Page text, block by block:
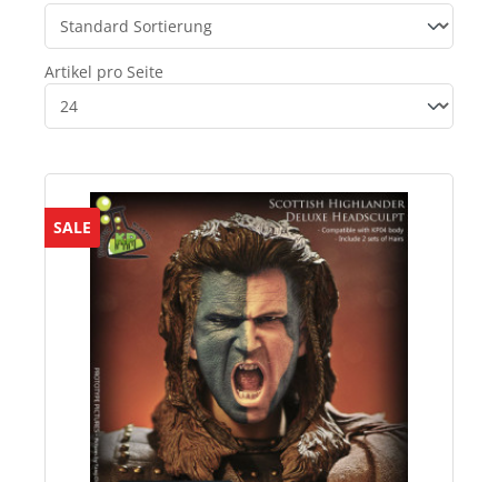
Artikel pro Seite
SALE